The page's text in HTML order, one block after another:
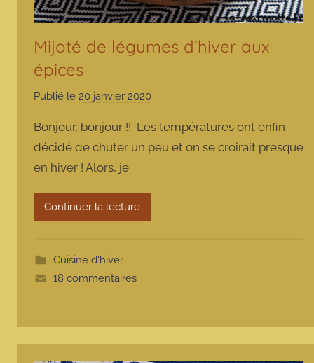
Mijoté de légumes d’hiver aux
épices
Publié le 20 janvier 2020
r
m
Bonjour, bonjour !! Les températures ont enfin
décidé de chuter un peu et on se croirait presque
en hiver ! Alors, je
Continuer la lecture
Cuisine d'hiver
18 commentaires